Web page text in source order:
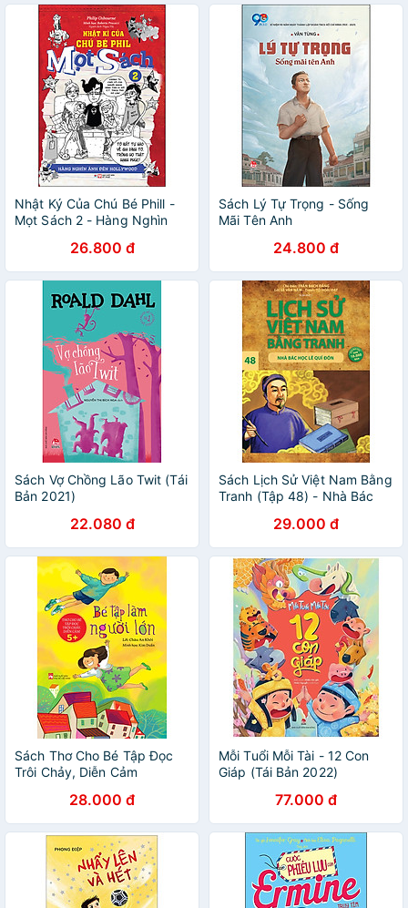
Nhật Ký Của Chú Bé Phill -
Mọt Sách 2 - Hàng Nghìn
26.800 đ
Sách Lý Tự Trọng - Sống
Mãi Tên Anh
24.800 đ
Sách Vợ Chồng Lão Twit (Tái
Bản 2021)
22.080 đ
Sách Lịch Sử Việt Nam Bằng
Tranh (Tập 48) - Nhà Bác
29.000 đ
Sách Thơ Cho Bé Tập Đọc
Trôi Chảy, Diễn Cảm
28.000 đ
Mỗi Tuổi Mỗi Tài - 12 Con
Giáp (Tái Bản 2022)
77.000 đ